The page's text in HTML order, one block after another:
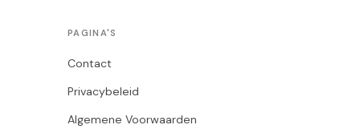
PAGINA'S
Contact
Privacybeleid
Algemene Voorwaarden